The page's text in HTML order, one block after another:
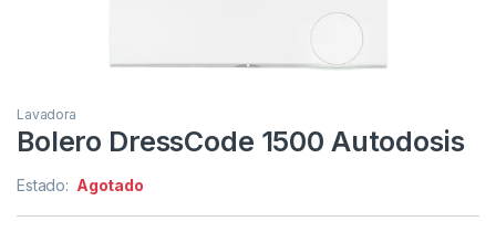
Lavadora
Bolero DressCode 1500 Autodosis
Estado: Agotado